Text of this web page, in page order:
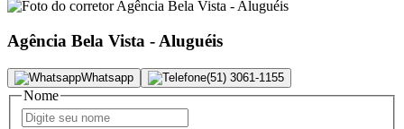
Agência Bela Vista - Aluguéis
Whatsapp (51) 3061-1155
Nome